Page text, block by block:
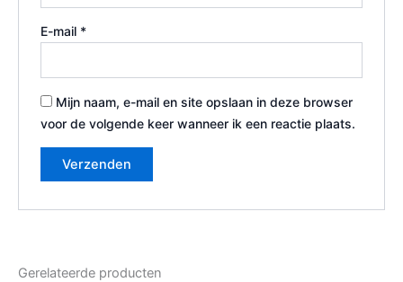
E-mail *
Mijn naam, e-mail en site opslaan in deze browser
voor de volgende keer wanneer ik een reactie plaats.
Gerelateerde producten